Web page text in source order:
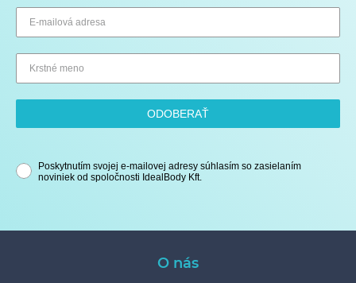
ODOBERAŤ
Poskytnutím svojej e-mailovej adresy súhlasím so zasielaním
noviniek od spoločnosti IdealBody Kft.
O nás